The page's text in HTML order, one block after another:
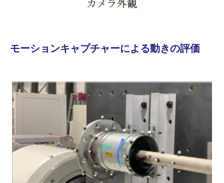
モーションキャプチャーによる動きの評価